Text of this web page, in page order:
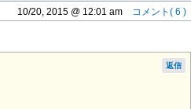
10/20, 2015 @ 12:01 am コメント( 6 )
返信